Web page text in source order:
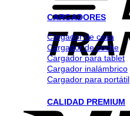
CARGADORES
Cargador de casa
Cargador de coche
Cargador para tablet
Cargador inalámbrico
Cargador para portátil
CALIDAD PREMIUM